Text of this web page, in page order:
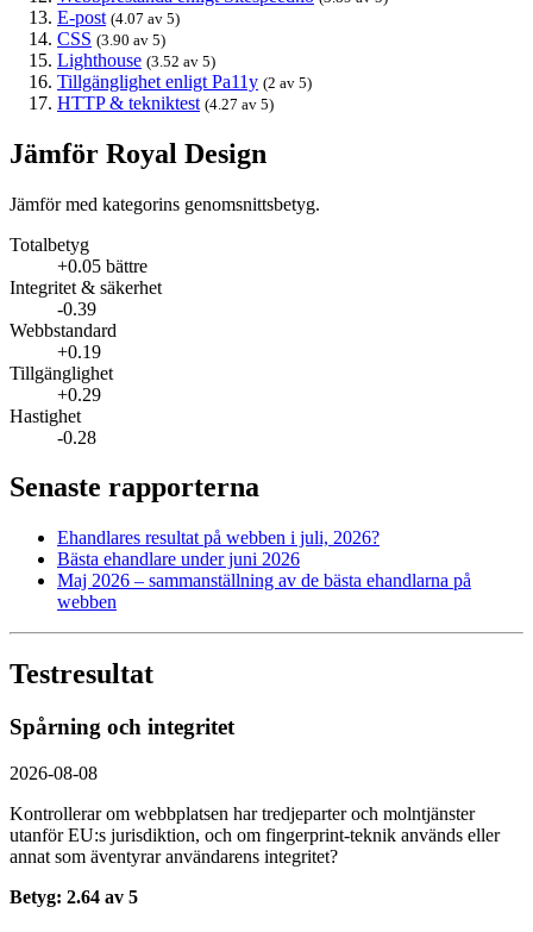
E-post (4.07 av 5)
CSS (3.90 av 5)
Lighthouse (3.52 av 5)
Tillgänglighet enligt Pa11y (2 av 5)
HTTP & tekniktest (4.27 av 5)
Jämför Royal Design
Jämför med kategorins genomsnittsbetyg.
Totalbetyg
+0.05 bättre
Integritet & säkerhet
-0.39
Webbstandard
+0.19
Tillgänglighet
+0.29
Hastighet
-0.28
Senaste rapporterna
Ehandlares resultat på webben i juli, 2026?
Bästa ehandlare under juni 2026
Maj 2026 – sammanställning av de bästa ehandlarna på
webben
Testresultat
Spårning och integritet
2026-08-08
Kontrollerar om webbplatsen har tredjeparter och molntjänster
utanför EU:s jurisdiktion, och om fingerprint-teknik används eller
annat som äventyrar användarens integritet?
Betyg: 2.64 av 5